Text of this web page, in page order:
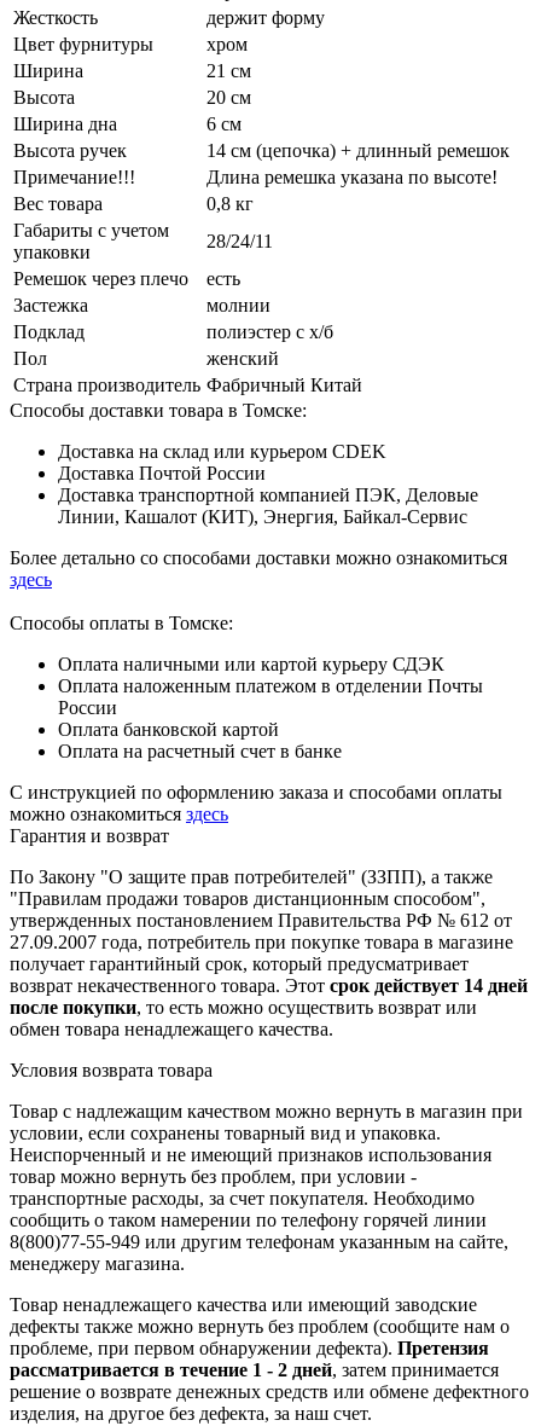
Жесткость
держит форму
Цвет фурнитуры
хром
Ширина
21 см
Высота
20 см
Ширина дна
6 см
Высота ручек
14 см (цепочка) + длинный ремешок
Примечание!!!
Длина ремешка указана по высоте!
Вес товара
0,8 кг
Габариты с учетом
упаковки
28/24/11
Ремешок через плечо
есть
Застежка
молнии
Подклад
полиэстер с х/б
Пол
женский
Страна производитель Фабричный Китай
Способы доставки товара в Томске:
Доставка на склад или курьером CDEK
Доставка Почтой России
Доставка транспортной компанией ПЭК, Деловые
Линии, Кашалот (КИТ), Энергия, Байкал-Сервис
Более детально со способами доставки можно ознакомиться
здесь
Способы оплаты в Томске:
Оплата наличными или картой курьеру СДЭК
Оплата наложенным платежом в отделении Почты
России
Оплата банковской картой
Оплата на расчетный счет в банке
С инструкцией по оформлению заказа и способами оплаты
можно ознакомиться здесь
Гарантия и возврат
По Закону "О защите прав потребителей" (ЗЗПП), а также
"Правилам продажи товаров дистанционным способом",
утвержденных постановлением Правительства РФ № 612 от
27.09.2007 года, потребитель при покупке товара в магазине
получает гарантийный срок, который предусматривает
возврат некачественного товара. Этот срок действует 14 дней
после покупки, то есть можно осуществить возврат или
обмен товара ненадлежащего качества.
Условия возврата товара
Товар с надлежащим качеством можно вернуть в магазин при
условии, если сохранены товарный вид и упаковка.
Неиспорченный и не имеющий признаков использования
товар можно вернуть без проблем, при условии -
транспортные расходы, за счет покупателя. Необходимо
сообщить о таком намерении по телефону горячей линии
8(800)77-55-949 или другим телефонам указанным на сайте,
менеджеру магазина.
Товар ненадлежащего качества или имеющий заводские
дефекты также можно вернуть без проблем (сообщите нам о
проблеме, при первом обнаружении дефекта). Претензия
рассматривается в течение 1 - 2 дней, затем принимается
решение о возврате денежных средств или обмене дефектного
изделия, на другое без дефекта, за наш счет.